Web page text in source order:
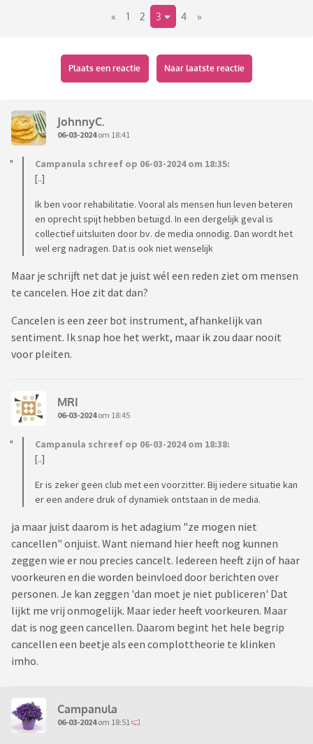
« 1 2 3 4 »
Plaats een reactie Naar laatste reactie
JohnnyC.
06-03-2024om 18:41
Campanula schreef op 06-03-2024 om 18:35:
[..]
Ik ben voor rehabilitatie. Vooral als mensen hun leven beteren
en oprecht spijt hebben betuigd. In een dergelijk geval is
collectief uitsluiten door bv. de media onnodig. Dan wordt het
wel erg nadragen. Dat is ook niet wenselijk
Maar je schrijft net dat je juist wél een reden ziet om mensen
te cancelen. Hoe zit dat dan?
Cancelen is een zeer bot instrument, afhankelijk van
sentiment. Ik snap hoe het werkt, maar ik zou daar nooit
voor pleiten.
MRI
06-03-2024om 18:45
Campanula schreef op 06-03-2024 om 18:38:
[..]
Er is zeker geen club met een voorzitter. Bij iedere situatie kan
er een andere druk of dynamiek ontstaan in de media.
ja maar juist daarom is het adagium "ze mogen niet
cancellen" onjuist. Want niemand hier heeft nog kunnen
zeggen wie er nou precies cancelt. Iedereen heeft zijn of haar
voorkeuren en die worden beinvloed door berichten over
personen. Je kan zeggen 'dan moet je niet publiceren' Dat
lijkt me vrij onmogelijk. Maar ieder heeft voorkeuren. Maar
dat is nog geen cancellen. Daarom begint het hele begrip
cancellen een beetje als een complottheorie te klinken
imho.
Campanula
06-03-2024om 18:51